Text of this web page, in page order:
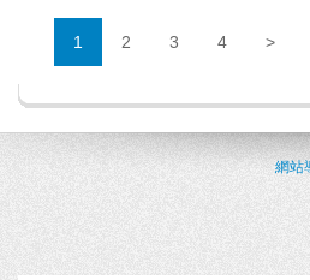
1 2 3 4 >
網站